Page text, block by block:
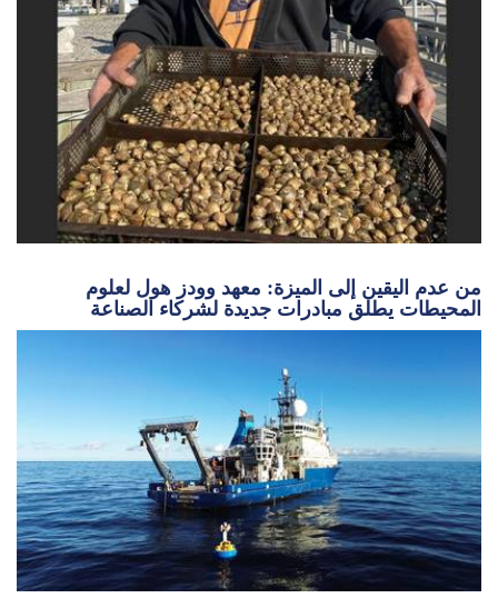
من عدم اليقين إلى الميزة: معهد وودز هول لعلوم
المحيطات يطلق مبادرات جديدة لشركاء الصناعة